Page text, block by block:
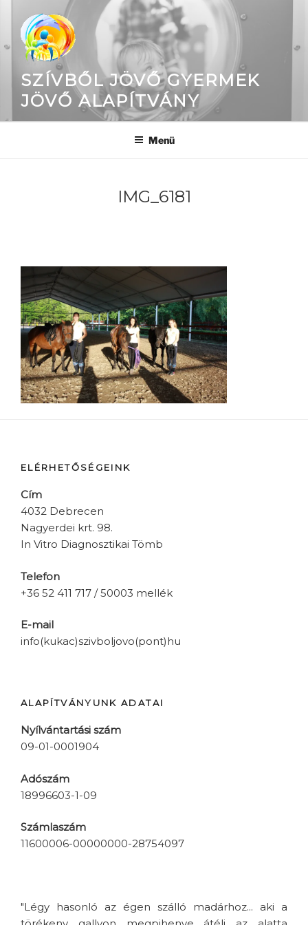
SZÍVBŐL JÖVŐ GYERMEK
JÖVŐ ALAPÍTVÁNY
Menü
IMG_6181
ELÉRHETŐSÉGEINK
Cím
4032 Debrecen
Nagyerdei krt. 98.
In Vitro Diagnosztikai Tömb
Telefon
+36 52 411 717 / 50003 mellék
E-mail
info(kukac)szivboljovo(pont)hu
ALAPÍTVÁNYUNK ADATAI
Nyílvántartási szám
09-01-0001904
Adószám
18996603-1-09
Számlaszám
11600006-00000000-28754097
"Légy hasonló az égen szálló madárhoz... aki a